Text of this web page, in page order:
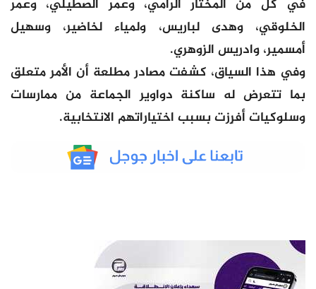
في كل من المختار الرامي، وعمر الصطيلي، وعمر
الخلوقي، وهدى لباريس، ولمياء لخاضير، وسهيل
أمسمير، وادريس الزوهري.
وفي هذا السياق، كشفت مصادر مطلعة أن الأمر متعلق
بما تتعرض له ساكنة دواوير الجماعة من ممارسات
وسلوكيات أفرِزت بسبب اختياراتهم الانتخابية.